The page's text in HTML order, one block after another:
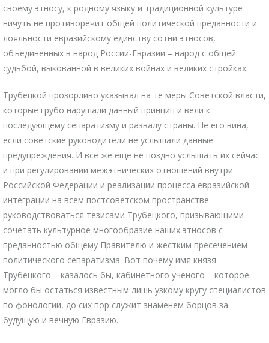
своему этносу, к родному языку и традиционной культуре
ничуть не противоречит общей политической преданности и
лояльности евразийскому единству сотни этносов,
объединенных в народ России-Евразии – народ с общей
судьбой, выкованной в великих войнах и великих стройках.
Трубецкой прозорливо указывал на те меры Советской власти,
которые грубо нарушали данный принцип и вели к
последующему сепаратизму и развалу страны. Не его вина,
если советские руководители не услышали данные
предупреждения. И всё же еще не поздно услышать их сейчас
и при регулировании межэтнических отношений внутри
Российской Федерации и реализации процесса евразийской
интеграции на всем постсоветском пространстве
руководствоваться тезисами Трубецкого, призывающими
сочетать культурное многообразие наших этносов с
преданностью общему Правителю и жестким пресечением
политического сепаратизма. Вот почему имя князя
Трубецкого – казалось бы, кабинетного ученого – которое
могло бы остаться известным лишь узкому кругу специалистов
по фонологии, до сих пор служит знаменем борцов за
будущую и вечную Евразию.